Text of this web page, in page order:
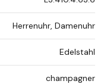
Herrenuhr, Damenuhr
Edelstahl
champagner